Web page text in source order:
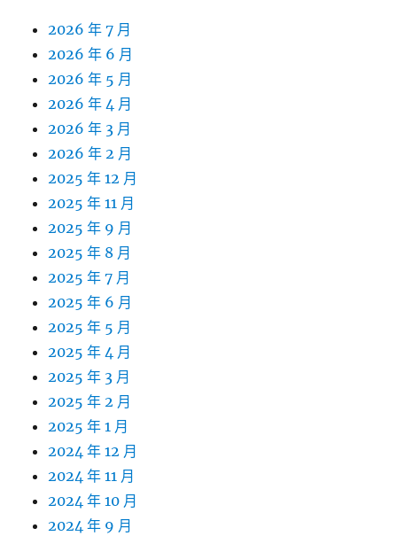
2026 年 7 月
2026 年 6 月
2026 年 5 月
2026 年 4 月
2026 年 3 月
2026 年 2 月
2025 年 12 月
2025 年 11 月
2025 年 9 月
2025 年 8 月
2025 年 7 月
2025 年 6 月
2025 年 5 月
2025 年 4 月
2025 年 3 月
2025 年 2 月
2025 年 1 月
2024 年 12 月
2024 年 11 月
2024 年 10 月
2024 年 9 月